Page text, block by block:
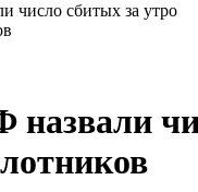
число сбитых за утро